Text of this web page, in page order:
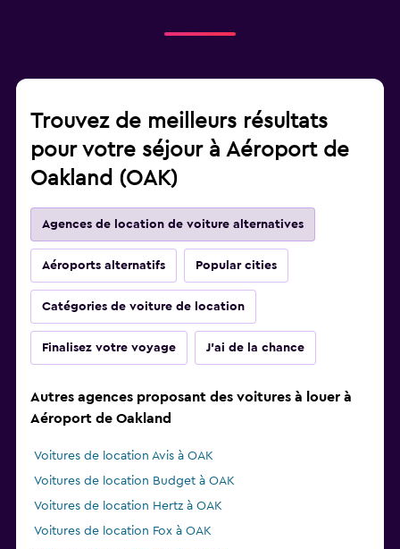
Trouvez de meilleurs résultats
pour votre séjour à Aéroport de
Oakland (OAK)
Agences de location de voiture alternatives
Aéroports alternatifs Popular cities
Catégories de voiture de location
Finalisez votre voyage J'ai de la chance
Autres agences proposant des voitures à louer à
Aéroport de Oakland
Voitures de location Avis à OAK
Voitures de location Budget à OAK
Voitures de location Hertz à OAK
Voitures de location Fox à OAK